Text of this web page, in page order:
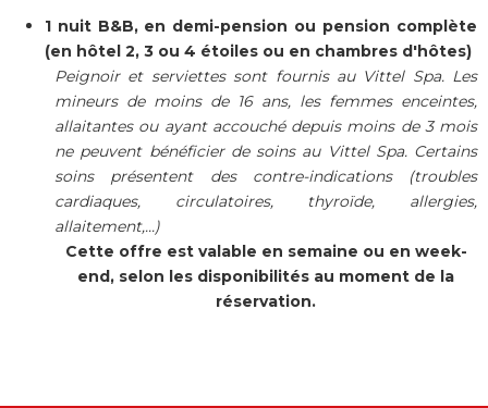
1 nuit B&B, en demi-pension ou pension complète
(en hôtel 2, 3 ou 4 étoiles ou en chambres d'hôtes)
Peignoir et serviettes sont fournis au Vittel Spa. Les
mineurs de moins de 16 ans, les femmes enceintes,
allaitantes ou ayant accouché depuis moins de 3 mois
ne peuvent bénéficier de soins au Vittel Spa. Certains
soins présentent des contre-indications (troubles
cardiaques, circulatoires, thyroïde, allergies,
allaitement,...)
Cette offre est valable en semaine ou en week-
end, selon les disponibilités au moment de la
réservation.